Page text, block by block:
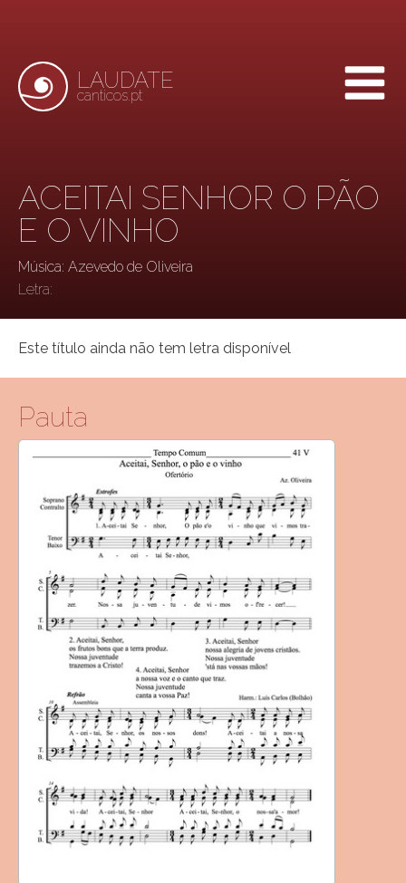
LAUDATE
canticos.pt
ACEITAI SENHOR O PÃO
E O VINHO
Música: Azevedo de Oliveira
Letra:
Este título ainda não tem letra disponível
Pauta